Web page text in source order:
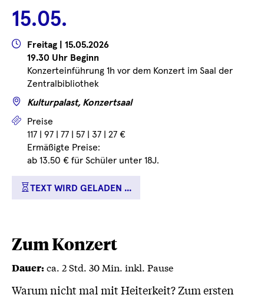
geladen
...
15.05.
Wann
Freitag | 15.05.2026
19.30 Uhr Beginn
Konzerteinführung 1h vor dem Konzert im Saal der
Zentralbibliothek
WoKulturpalast, Konzertsaal
Preise
Preise
117 | 97 | 77 | 57 | 37 | 27 €
Ermäßigte Preise:
ab 13.50 € für Schüler unter 18J.
TEXT WIRD GELADEN ...
Zum Konzert
Dauer:ca. 2 Std. 30 Min. inkl. Pause
Warum nicht mal mit Heiterkeit? Zum ersten